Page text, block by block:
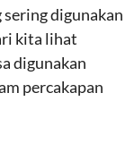
digunakan
kita lihat
digunakan
percakapan